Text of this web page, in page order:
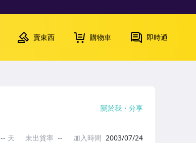
賣東西 購物車 即時通
關於我 分享
-- 天 未出貨率 -- 加入時間 2003/07/24